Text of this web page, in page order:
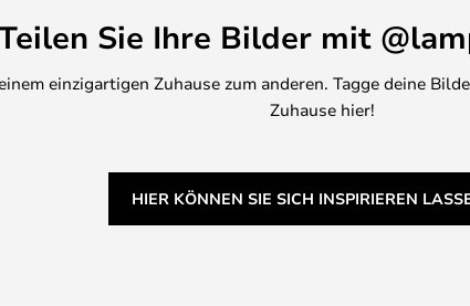
Sie Ihre Bilder mit
einzigartigen Zuhause zum anderen. Tagge deine
Zuhause hier!
HIER KÖNNEN SIE SICH INSPIRIEREN